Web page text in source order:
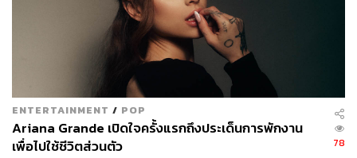
สำหรับ La Petite Maison สาขาฮ่องกง ตั้งอยู่ในบริเวณชั้น
UG ของตึก H Queen’s ริมถนน Stanley Street ย่านเซ็นทรัล
ตัวร้านหาไม่ยาก เดินเพียง 5 นาทีสถานีรถไฟฟ้า MRT ด้าน
ในตกแต่งด้วยโทนสีขาวครีม น้ำตาลอ่อน ให้มู้ดสบายๆ
เหมือนนั่งอยู่ริมหาดแถว Côte d’Azur
ENTERTAINMENT / POP
Ariana Grande เปิดใจครั้งแรกถึงประเด็นการพักงาน
เพื่อไปใช้ชีวิตส่วนตัว
78